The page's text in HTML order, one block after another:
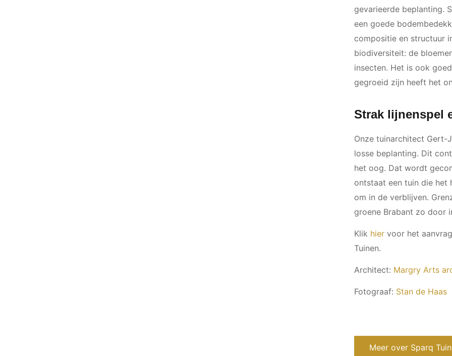
gevarieerde beplanting.
een goede
compositie en structuur
biodiversiteit: de
insecten. Het is ook
gegroeid zijn heeft het
Strak lijnenspel
Onze tuinarchitect Gert-
losse beplanting. Dit
het oog. Dat wordt
ontstaat een tuin die het
om in de verblijven.
groene Brabant zo door
Klik hier voor het
Tuinen.
Architect: Margry Arts
Fotograaf: Stan de Haas
Meer over Sparq